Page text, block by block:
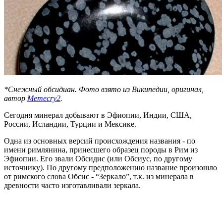
*Снежный обсидиан. Фото взято из Википедии, оригинал,
автор Memecry2.
Сегодня минерал добывают в Эфиопии, Индии, США,
России, Исландии, Турции и Мексике.
Одна из основных версий происхождения названия - по
имени римлянина, принесшего образец породы в Рим из
Эфиопии. Его звали Обсидис (или Обсиус, по другому
источнику). По другому предположению название произошло
от римского слова Обсис - “Зеркало”, т.к. из минерала в
древности часто изготавливали зеркала.